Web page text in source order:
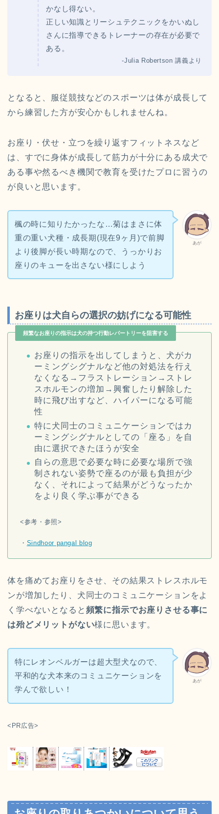
かなし得ない。
正しい知識とリーシュテクニックをかいぬし
さんに指導できるトレーナーの存在が必要で
ある。
-Julia Robertson 講義より
となると、服従競技などのスポーツは体が成長して
から練習した方が安心かもしれませんね。
お座り・伏せ・立つを繰り返すフィットネスなど
は、すでに身体が成長して筋力が十分にある成犬で
ある事や然るべき機関で教育を受けたプロに習うの
が良いと思います。
あが
楓の時に知りたかったな…菊はまさに体
重の重い犬種・成長期(現在9ヶ月)で前脚
より後脚が長い時期なので、うっかりお
座りのキューを出さない様にしよう
お座りは犬自らの選択の妨げになる可能性
頻繁なお座りの指示は犬の持つ行動レパートリーを阻害する
お座りの指示を出してしまうと、犬がカ
ーミングシグナルなど他の対処法を行え
なくなる→フラストレーション→ストレ
スホルモンの増加→興奮したり解除した
時に飛び出すなど、ハイパーになる可能
性
特に犬同士のコミュニケーションではカ
ーミングシグナルとしての「座る」を自
由に選択できたほうが安全
自らの意思で必要な時に必要な場所で強
制されない姿勢で座るのが最も負担が少
なく、それによって結果がどうなったか
をより良く学ぶ事ができる
<参考・参照>
・ Sindhoor pangal blog
体を痛めてお座りをさせ、その結果ストレスホルモ
ンが増加したり、犬同士のコミュニケーションをよ
く学べないとなると 頻繁に指示でお座りさせる事に
は殆どメリットがない様に思います。
あが
特にレオンベルガーは超大型犬なので、
平和的な犬本来のコミュニケーションを
学んで欲しい！
<PR広告>